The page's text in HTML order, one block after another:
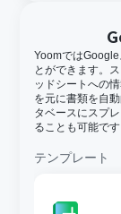
Yoomでは
とができます。
ッドシートへの
を元に書類を自
タベースにスプ
ることも可能です
テンプレート